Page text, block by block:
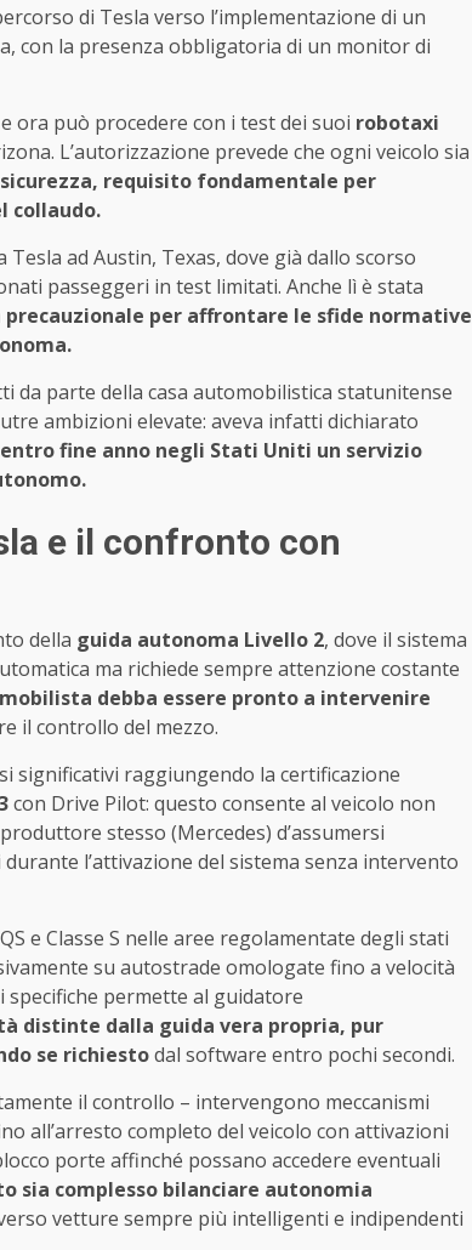
di Tesla verso l’implementazione di un
con la presenza obbligatoria di un monitor di
ora può procedere con i test dei suoi robotaxi
L’autorizzazione prevede che ogni veicolo sia
requisito fondamentale per
collaudo.
ad Austin, Texas, dove già dallo scorso
passeggeri in test limitati. Anche lì è stata
precauzionale per affrontare le sfide normative
da parte della casa automobilistica statunitense
ambizioni elevate: aveva infatti dichiarato
fine anno negli Stati Uniti un servizio
e il confronto con
della guida autonoma Livello 2, dove il sistema
ma richiede sempre attenzione costante
debba essere pronto a intervenire
il controllo del mezzo.
significativi raggiungendo la certificazione
con Drive Pilot: questo consente al veicolo non
stesso (Mercedes) d’assumersi
l’attivazione del sistema senza intervento
e Classe S nelle aree regolamentate degli stati
su autostrade omologate fino a velocità
specifiche permette al guidatore
distinte dalla guida vera propria, pur
se richiestodal software entro pochi secondi.
il controllo – intervengono meccanismi
all’arresto completo del veicolo con attivazioni
porte affinché possano accedere eventuali
sia complesso bilanciare autonomia
vetture sempre più intelligenti e indipendenti